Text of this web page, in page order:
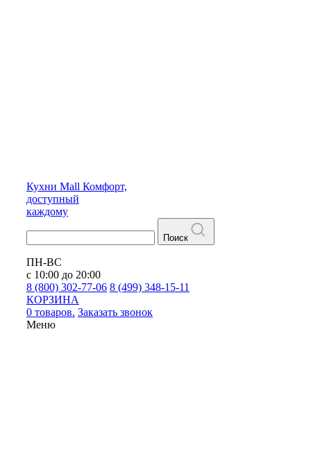
Кухни Mall Комфорт,
доступный
каждому
Поиск
ПН-ВС
с 10:00 до 20:00
8 (800) 302-77-06 8 (499) 348-15-11
КОРЗИНА
0 товаров. Заказать звонок
Меню